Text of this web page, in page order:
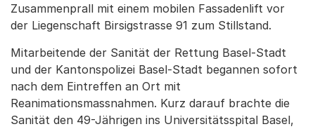
Zusammenprall mit einem mobilen Fassadenlift vor
der Liegenschaft Birsigstrasse 91 zum Stillstand.
Mitarbeitende der Sanität der Rettung Basel-Stadt
und der Kantonspolizei Basel-Stadt begannen sofort
nach dem Eintreffen an Ort mit
Reanimationsmassnahmen. Kurz darauf brachte die
Sanität den 49-Jährigen ins Universitätsspital Basel,